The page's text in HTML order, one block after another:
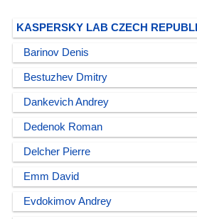
KASPERSKY LAB CZECH
Barinov Denis
Bestuzhev Dmitry
Dankevich Andrey
Dedenok Roman
Delcher Pierre
Emm David
Evdokimov Andrey